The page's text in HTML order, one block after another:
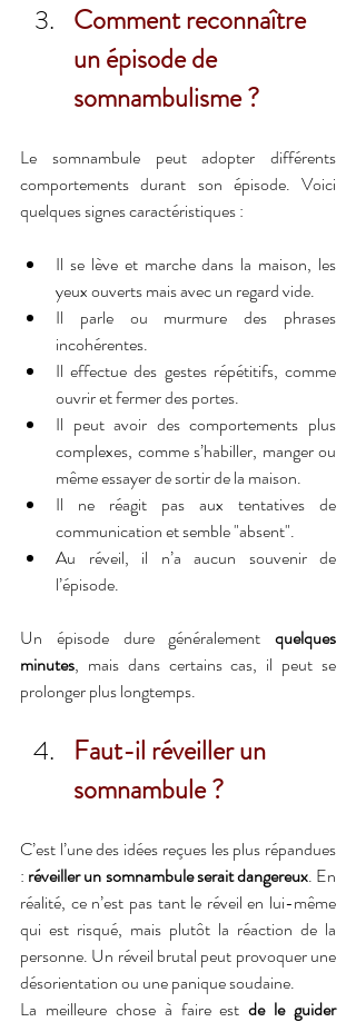
Comment reconnaître
un épisode de
somnambulisme ?
Le somnambule peut adopter différents
comportements durant son épisode. Voici
quelques signes caractéristiques :
Il se lève et marche dans la maison, les
yeux ouverts mais avec un regard vide.
Il parle ou murmure des phrases
incohérentes.
Il effectue des gestes répétitifs, comme
ouvrir et fermer des portes.
Il peut avoir des comportements plus
complexes, comme s’habiller, manger ou
même essayer de sortir de la maison.
Il ne réagit pas aux tentatives de
communication et semble "absent".
Au réveil, il n’a aucun souvenir de
l’épisode.
Un épisode dure généralement quelques
minutes, mais dans certains cas, il peut se
prolonger plus longtemps.
Faut-il réveiller un
somnambule ?
C’est l’une des idées reçues les plus répandues
: réveiller un somnambule serait dangereux. En
réalité, ce n’est pas tant le réveil en lui-même
qui est risqué, mais plutôt la réaction de la
personne. Un réveil brutal peut provoquer une
désorientation ou une panique soudaine.
La meilleure chose à faire est de le guider